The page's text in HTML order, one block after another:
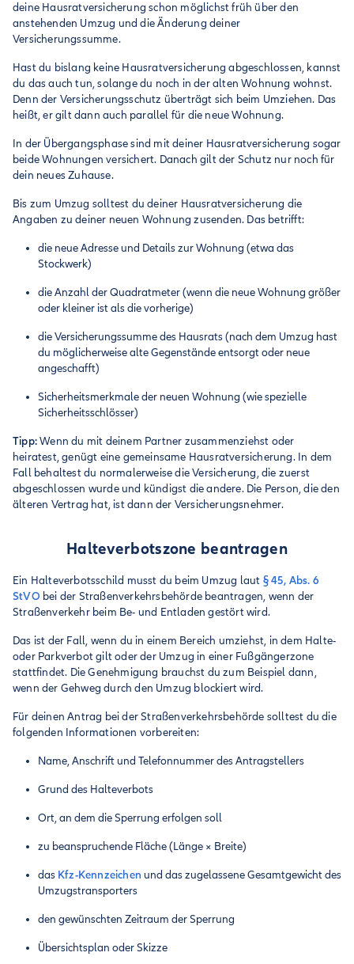
deine Hausratversicherung schon möglichst früh über den
anstehenden Umzug und die Änderung deiner
Versicherungssumme.
Hast du bislang keine Hausratversicherung abgeschlossen, kannst
du das auch tun, solange du noch in der alten Wohnung wohnst.
Denn der Versicherungsschutz überträgt sich beim Umziehen. Das
heißt, er gilt dann auch parallel für die neue Wohnung.
In der Übergangsphase sind mit deiner Hausratversicherung sogar
beide Wohnungen versichert. Danach gilt der Schutz nur noch für
dein neues Zuhause.
Bis zum Umzug solltest du deiner Hausratversicherung die
Angaben zu deiner neuen Wohnung zusenden. Das betrifft:
die neue Adresse und Details zur Wohnung (etwa das
Stockwerk)
die Anzahl der Quadratmeter (wenn die neue Wohnung größer
oder kleiner ist als die vorherige)
die Versicherungssumme des Hausrats (nach dem Umzug hast
du möglicherweise alte Gegenstände entsorgt oder neue
angeschafft)
Sicherheitsmerkmale der neuen Wohnung (wie spezielle
Sicherheitsschlösser)
Tipp:Wenn du mit deinem Partner zusammenziehst oder
heiratest, genügt eine gemeinsame Hausratversicherung. In dem
Fall behaltest du normalerweise die Versicherung, die zuerst
abgeschlossen wurde und kündigst die andere. Die Person, die den
älteren Vertrag hat, ist dann der Versicherungsnehmer.
Halteverbotszone beantragen
Ein Halteverbotsschild musst du beim Umzug laut § 45, Abs. 6
StVO bei der Straßenverkehrsbehörde beantragen, wenn der
Straßenverkehr beim Be- und Entladen gestört wird.
Das ist der Fall, wenn du in einem Bereich umziehst, in dem Halte-
oder Parkverbot gilt oder der Umzug in einer Fußgängerzone
stattfindet. Die Genehmigung brauchst du zum Beispiel dann,
wenn der Gehweg durch den Umzug blockiert wird.
Für deinen Antrag bei der Straßenverkehrsbehörde solltest du die
folgenden Informationen vorbereiten:
Name, Anschrift und Telefonnummer des Antragstellers
Grund des Halteverbots
Ort, an dem die Sperrung erfolgen soll
zu beanspruchende Fläche (Länge × Breite)
das Kfz-Kennzeichen und das zugelassene Gesamtgewicht des
Umzugstransporters
den gewünschten Zeitraum der Sperrung
Übersichtsplan oder Skizze